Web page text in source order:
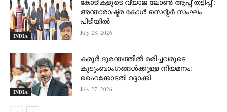
INDIA
അന്താരാഷ്ട്ര കോൾ സെന്റർ സംഘം
പിടിയില്‍
July 28, 2026
INDIA
കരൂർ ദുരന്തത്തിൽ മരിച്ചവരുടെ
കുടുംബാംഗങ്ങൾക്കുള്ള നിയമനം:
ഹൈക്കോടതി റദ്ദാക്കി
July 27, 2026